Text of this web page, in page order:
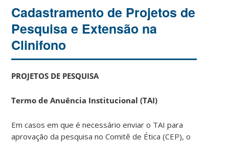
Cadastramento de Projetos de
Pesquisa e Extensão na
Clinifono
PROJETOS DE PESQUISA
Termo de Anuência Institucional (TAI)
Em casos em que é necessário enviar o TAI para
aprovação da pesquisa no Comitê de Ética (CEP), o